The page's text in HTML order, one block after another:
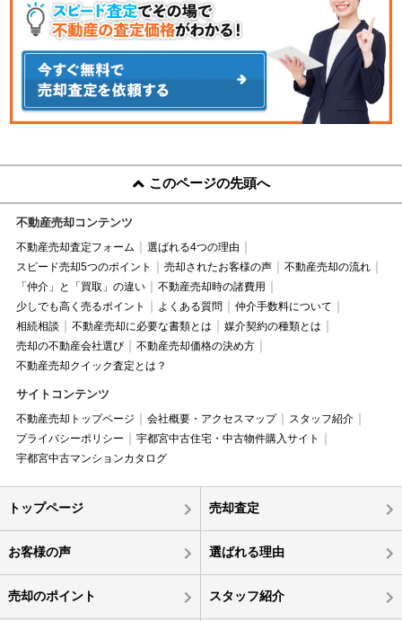
このページの先頭へ
不動産売却コンテンツ
不動産売却査定フォーム
選ばれる4つの理由
スピード売却5つのポイント
売却されたお客様の声
不動産売却の流れ
「仲介」と「買取」の違い
不動産売却時の諸費用
少しでも高く売るポイント
よくある質問
仲介手数料について
相続相談
不動産売却に必要な書類とは
媒介契約の種類とは
売却の不動産会社選び
不動産売却価格の決め方
不動産売却クイック査定とは？
サイトコンテンツ
不動産売却トップページ 会社概要・アクセスマップ
スタッフ紹介
プライバシーポリシー
宇都宮中古住宅・中古物件購入サイト
宇都宮中古マンションカタログ
トップページ 売却査定
お客様の声 選ばれる理由
売却のポイント スタッフ紹介